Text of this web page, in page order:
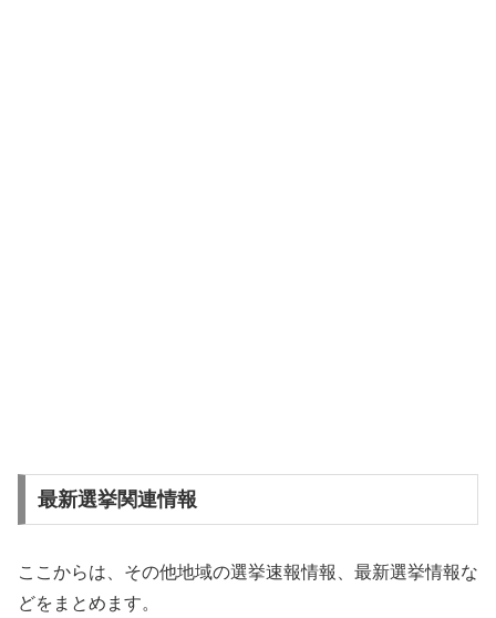
最新選挙関連情報
ここからは、その他地域の選挙速報情報、最新選挙情報な
どをまとめます。